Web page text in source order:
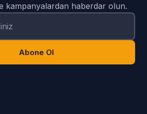
kampanyalardan haberdar olun.
Abone Ol